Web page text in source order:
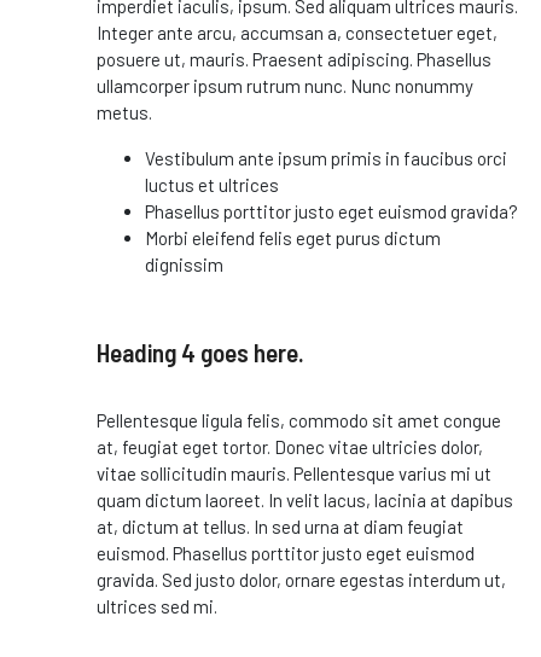
imperdiet iaculis, ipsum. Sed aliquam ultrices mauris.
Integer ante arcu, accumsan a, consectetuer eget,
posuere ut, mauris. Praesent adipiscing. Phasellus
ullamcorper ipsum rutrum nunc. Nunc nonummy
metus.
Vestibulum ante ipsum primis in faucibus orci
luctus et ultrices
Phasellus porttitor justo eget euismod gravida?
Morbi eleifend felis eget purus dictum
dignissim
Heading 4 goes here.
Pellentesque ligula felis, commodo sit amet congue
at, feugiat eget tortor. Donec vitae ultricies dolor,
vitae sollicitudin mauris. Pellentesque varius mi ut
quam dictum laoreet. In velit lacus, lacinia at dapibus
at, dictum at tellus. In sed urna at diam feugiat
euismod. Phasellus porttitor justo eget euismod
gravida. Sed justo dolor, ornare egestas interdum ut,
ultrices sed mi.